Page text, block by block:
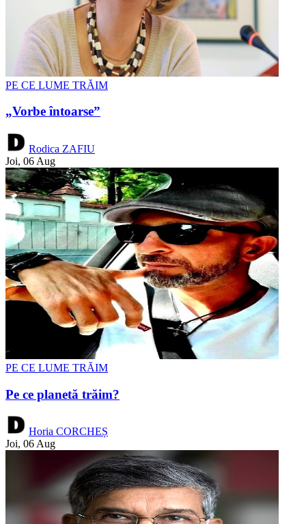
PE CE LUME TRĂIM
„Vorbe întoarse”
Rodica ZAFIU
Joi, 06 Aug
PE CE LUME TRĂIM
Pe ce planetă trăim?
Horia CORCHEȘ
Joi, 06 Aug